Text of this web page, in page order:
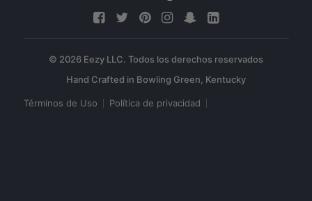
© 2026 Eezy LLC. Todos los derechos reservados
Términos de Uso Política de privacidad